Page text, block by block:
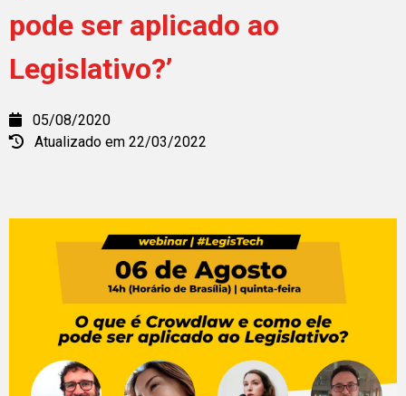
pode ser aplicado ao
Legislativo?’
05/08/2020
Atualizado em 22/03/2022